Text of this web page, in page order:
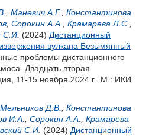
Маневич А.Г.
Константинова
Сорокин А.А. Крамарева Л.С.
С.И. (2024) Дистанционный
вулкана Безымянный
проблемы дистанционного
Двадцать вторая
11-15 ноября 2024 г.. М.: ИКИ
Мельников Д.В.
Константинова
И.А. Сорокин А.А.
Крамарева
С.И. (2024) Дистанционный